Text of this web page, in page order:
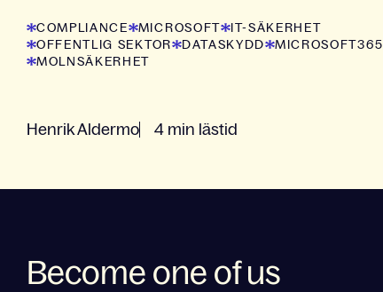
Compliance Manager •...
COMPLIANCE MICROSOFT
IT-SÄKERHET
OFFENTLIG SEKTOR
DATASKYDD
MICROSOFT365
MOLNSÄKERHET
Henrik Aldermo 4 min lästid
Become one of us